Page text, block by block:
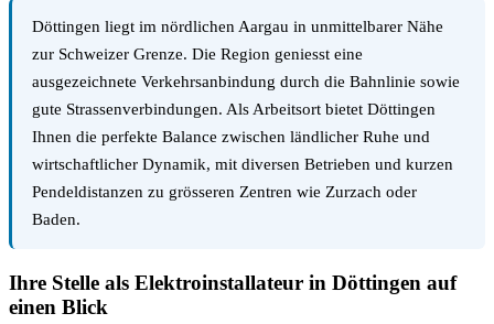
Döttingen liegt im nördlichen Aargau in unmittelbarer Nähe
zur Schweizer Grenze. Die Region geniesst eine
ausgezeichnete Verkehrsanbindung durch die Bahnlinie sowie
gute Strassenverbindungen. Als Arbeitsort bietet Döttingen
Ihnen die perfekte Balance zwischen ländlicher Ruhe und
wirtschaftlicher Dynamik, mit diversen Betrieben und kurzen
Pendeldistanzen zu grösseren Zentren wie Zurzach oder
Baden.
Ihre Stelle als Elektroinstallateur in Döttingen auf
einen Blick